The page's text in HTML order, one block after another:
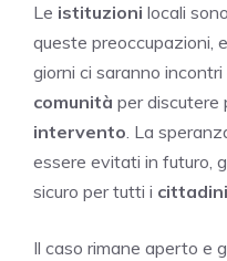
Le istituzioni locali
queste preoccupazioni,
giorni ci saranno
comunità per discutere
intervento. La
essere evitati in futuro,
sicuro per tutti i cittadini
Il caso rimane aperto e